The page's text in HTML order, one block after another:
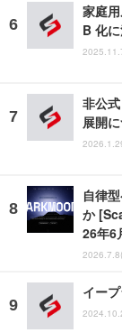
家庭
B 化
非公
展開
自律
か
26年6
イー